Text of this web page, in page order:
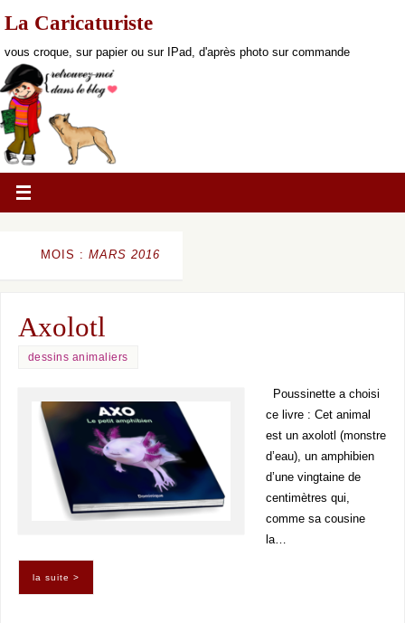
La Caricaturiste
vous croque, sur papier ou sur IPad, d'après photo sur commande
MOIS : MARS 2016
Axolotl
dessins animaliers
Poussinette a choisi
ce livre : Cet animal
est un axolotl (monstre
d’eau), un amphibien
d’une vingtaine de
centimètres qui,
comme sa cousine
la…
la suite >